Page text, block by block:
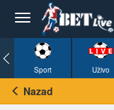
Sport Uživo
Nazad